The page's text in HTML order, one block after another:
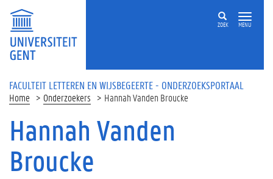
Overslaan en naar de inhoud gaan
ZOEK MENU
FACULTEIT LETTEREN EN WIJSBEGEERTE - ONDERZOEKSPORTAAL
Home Onderzoekers Hannah Vanden Broucke
Hannah Vanden
Broucke